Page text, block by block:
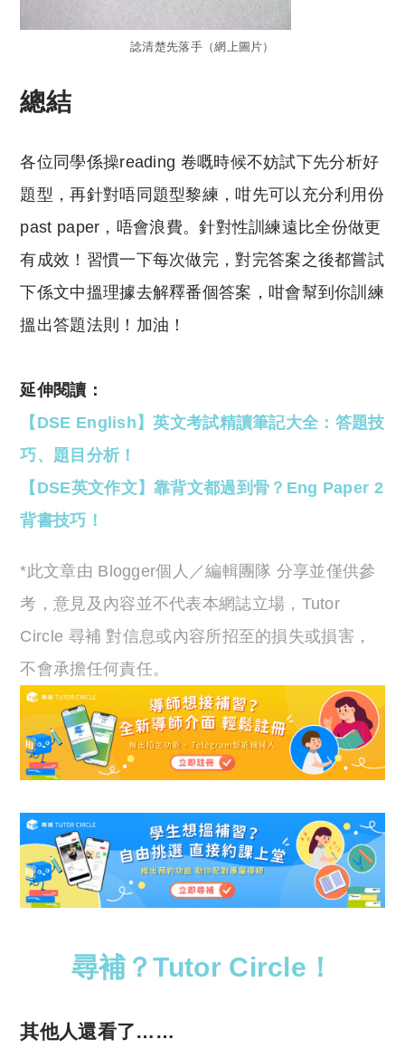
諗清楚先落手（網上圖片）
總結
各位同學係操reading 卷嘅時候不妨試下先分析好
題型，再針對唔同題型黎練，咁先可以充分利用份
past paper，唔會浪費。針對性訓練遠比全份做更
有成效！習慣一下每次做完，對完答案之後都嘗試
下係文中搵理據去解釋番個答案，咁會幫到你訓練
搵出答題法則！加油！
延伸閱讀：
【DSE English】英文考試精讀筆記大全：答題技
巧、題目分析！
【DSE英文作文】靠背文都過到骨？Eng Paper 2
背書技巧！
*此文章由 Blogger個人／編輯團隊 分享並僅供參
考，意見及內容並不代表本網誌立場，Tutor
Circle 尋補 對信息或內容所招至的損失或損害，
不會承擔任何責任。
尋補？Tutor Circle！
其他人還看了……